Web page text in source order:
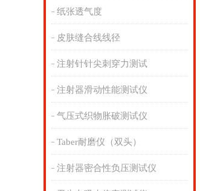
纸张透气度
皮肤缝合线线径
注射针针尖刺穿力测试
注射器滑动性能测试仪
气压式织物胀破测试仪
Taber耐磨仪（双头）
注射器密合性负压测试仪